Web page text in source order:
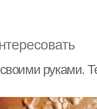
руками.